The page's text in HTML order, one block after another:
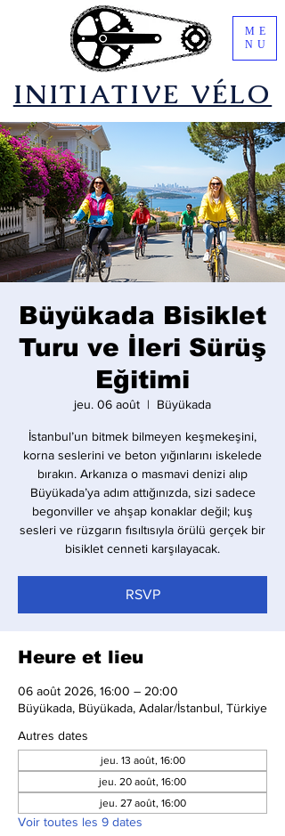
​INITIATIVE VÉLO
ME
NU
Büyükada Bisiklet
Turu ve İleri Sürüş
Eğitimi
jeu. 06 août
  |
Büyükada
İstanbul’un bitmek bilmeyen keşmekeşini,
korna seslerini ve beton yığınlarını iskelede
bırakın. Arkanıza o masmavi denizi alıp
Büyükada’ya adım attığınızda, sizi sadece
begonviller ve ahşap konaklar değil; kuş
sesleri ve rüzgarın fısıltısıyla örülü gerçek bir
bisiklet cenneti karşılayacak.
RSVP
Heure et lieu
06 août 2026, 16:00 – 20:00
Büyükada, Büyükada, Adalar/İstanbul, Türkiye
Autres dates
jeu. 13 août, 16:00
jeu. 20 août, 16:00
jeu. 27 août, 16:00
Voir toutes les 9 dates